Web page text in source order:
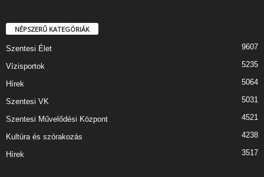
NÉPSZERŰ KATEGÓRIÁK
Szentesi Élet 9607
Vízisportok 5235
Hírek 5064
Szentesi VK 5031
Szentesi Művelődési Központ 4521
Kultúra és szórakozás 4238
Hírek 3517